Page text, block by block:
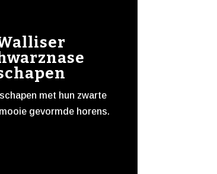
met hun zwarte
gevormde horens.